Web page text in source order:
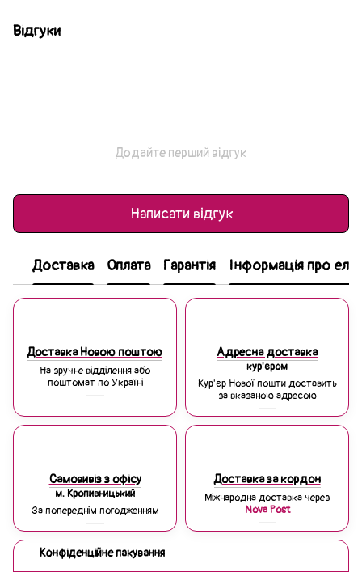
Відгуки
Додайте перший відгук
Написати відгук
Доставка Оплата Гарантія Інформація про
Доставка Новою поштою
На зручне відділення або
поштомат по Україні
Адресна доставка
кур'єром
Кур'єр Нової пошти доставить
за вказаною адресою
Самовивіз з офісу
м. Кропивницький
За попереднім погодженням
Доставка за кордон
Міжнародна доставка через
Nova Post
Конфіденційне пакування